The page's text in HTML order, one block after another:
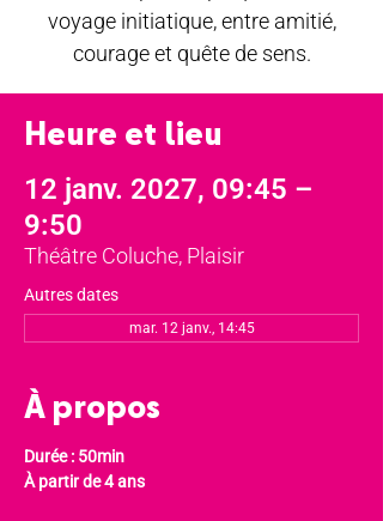
voyage initiatique, entre amitié,
courage et quête de sens.
Heure et lieu
12 janv. 2027, 09:45 –
9:50
Théâtre Coluche, Plaisir
Autres dates
mar. 12 janv., 14:45
À propos
Durée : 50min
À partir de 4 ans